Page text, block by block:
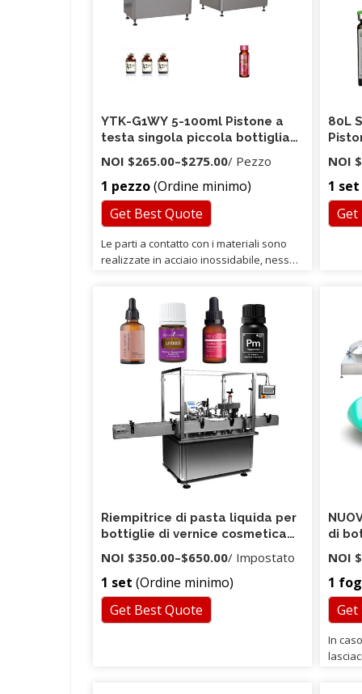
del pagamento sicura al 100%.
YTK-G1WY 5-100ml Pistone a
testa singola piccola bottiglia
di plastica bevanda juce cbd
olio d'oliva liquido prezzo
macchina di riempimento
NOI $265.00–$275.00/ Pezzo
1 pezzo(Ordine minimo)
Get Best Quote
Le parti a contatto con i materiali sono
realizzate in acciaio inossidabile, nessun
qualità dei prodotti sarà rigorosamente
controllata e ogni macchina sarà testata
per confermare se funziona. 5. Abbiamo
ingegneri professionisti, personale post-
vendita e un team di vendita di alta
qualità per assistervi.
80L
Juce
con
NOI
1 set
Get
Riempitrice di pasta liquida per
bottiglie di vernice cosmetica
per unghie con pistone
semipermanente per miele a
pistone con hooper
NOI $350.00–$650.00/ Impostato
1 set (Ordine minimo)
Get Best Quote
di
alta
NOI
1
Get
In